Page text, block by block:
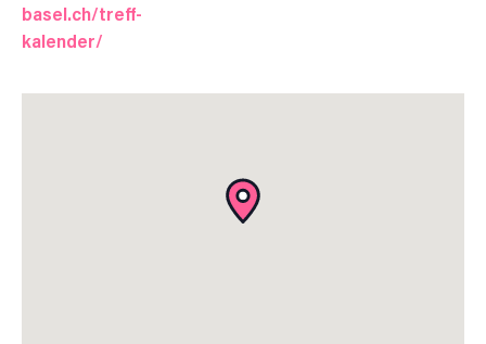
basel.ch/treff-
kalender/